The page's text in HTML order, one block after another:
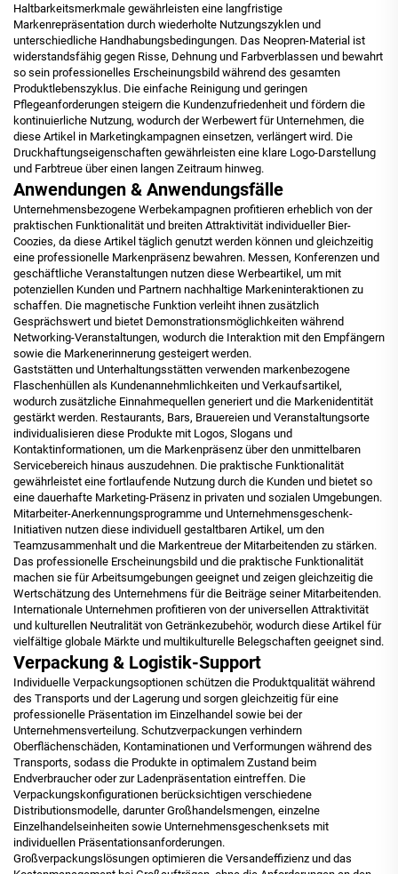
Haltbarkeitsmerkmale gewährleisten eine langfristige
Markenrepräsentation durch wiederholte Nutzungszyklen und
unterschiedliche Handhabungsbedingungen. Das Neopren-Material ist
widerstandsfähig gegen Risse, Dehnung und Farbverblassen und bewahrt
so sein professionelles Erscheinungsbild während des gesamten
Produktlebenszyklus. Die einfache Reinigung und geringen
Pflegeanforderungen steigern die Kundenzufriedenheit und fördern die
kontinuierliche Nutzung, wodurch der Werbewert für Unternehmen, die
diese Artikel in Marketingkampagnen einsetzen, verlängert wird. Die
Druckhaftungseigenschaften gewährleisten eine klare Logo-Darstellung
und Farbtreue über einen langen Zeitraum hinweg.
Anwendungen & Anwendungsfälle
Unternehmensbezogene Werbekampagnen profitieren erheblich von der
praktischen Funktionalität und breiten Attraktivität individueller Bier-
Coozies, da diese Artikel täglich genutzt werden können und gleichzeitig
eine professionelle Markenpräsenz bewahren. Messen, Konferenzen und
geschäftliche Veranstaltungen nutzen diese Werbeartikel, um mit
potenziellen Kunden und Partnern nachhaltige Markeninteraktionen zu
schaffen. Die magnetische Funktion verleiht ihnen zusätzlich
Gesprächswert und bietet Demonstrationsmöglichkeiten während
Networking-Veranstaltungen, wodurch die Interaktion mit den Empfängern
sowie die Markenerinnerung gesteigert werden.
Gaststätten und Unterhaltungsstätten verwenden markenbezogene
Flaschenhüllen als Kundenannehmlichkeiten und Verkaufsartikel,
wodurch zusätzliche Einnahmequellen generiert und die Markenidentität
gestärkt werden. Restaurants, Bars, Brauereien und Veranstaltungsorte
individualisieren diese Produkte mit Logos, Slogans und
Kontaktinformationen, um die Markenpräsenz über den unmittelbaren
Servicebereich hinaus auszudehnen. Die praktische Funktionalität
gewährleistet eine fortlaufende Nutzung durch die Kunden und bietet so
eine dauerhafte Marketing-Präsenz in privaten und sozialen Umgebungen.
Mitarbeiter-Anerkennungsprogramme und Unternehmensgeschenk-
Initiativen nutzen diese individuell gestaltbaren Artikel, um den
Teamzusammenhalt und die Markentreue der Mitarbeitenden zu stärken.
Das professionelle Erscheinungsbild und die praktische Funktionalität
machen sie für Arbeitsumgebungen geeignet und zeigen gleichzeitig die
Wertschätzung des Unternehmens für die Beiträge seiner Mitarbeitenden.
Internationale Unternehmen profitieren von der universellen Attraktivität
und kulturellen Neutralität von Getränkezubehör, wodurch diese Artikel für
vielfältige globale Märkte und multikulturelle Belegschaften geeignet sind.
Verpackung & Logistik-Support
Individuelle Verpackungsoptionen schützen die Produktqualität während
des Transports und der Lagerung und sorgen gleichzeitig für eine
professionelle Präsentation im Einzelhandel sowie bei der
Unternehmensverteilung. Schutzverpackungen verhindern
Oberflächenschäden, Kontaminationen und Verformungen während des
Transports, sodass die Produkte in optimalem Zustand beim
Endverbraucher oder zur Ladenpräsentation eintreffen. Die
Verpackungskonfigurationen berücksichtigen verschiedene
Distributionsmodelle, darunter Großhandelsmengen, einzelne
Einzelhandelseinheiten sowie Unternehmensgeschenksets mit
individuellen Präsentationsanforderungen.
Großverpackungslösungen optimieren die Versandeffizienz und das